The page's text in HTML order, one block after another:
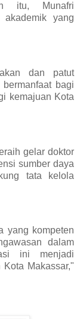
itu, Munafri
akademik yang
dan patut
bagi
kemajuan Kota
gelar doktor
sumber daya
tata kelola
yang kompeten
dalam
ini menjadi
Makassar,"